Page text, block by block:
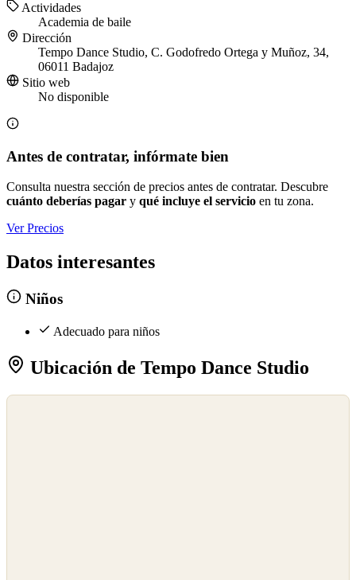
Actividades
Academia de baile
Dirección
Tempo Dance Studio, C. Godofredo Ortega y Muñoz, 34,
06011 Badajoz
Sitio web
No disponible
Antes de contratar, infórmate bien
Consulta nuestra sección de precios antes de contratar. Descubre
cuánto deberías pagar y qué incluye el servicio en tu zona.
Ver Precios
Datos interesantes
Niños
Adecuado para niños
Ubicación de Tempo Dance Studio